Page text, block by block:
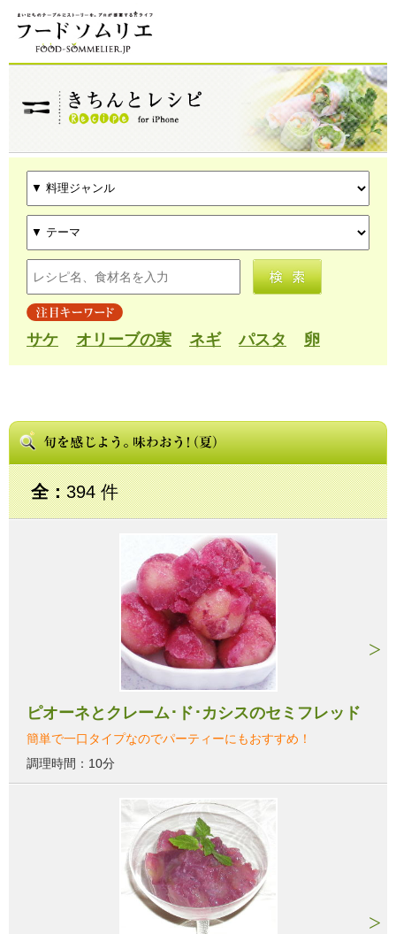
サケ オリーブの実 ネギ パスタ 卵
全：394 件
ピオーネとクレーム･ド･カシスのセミフレッド
簡単で一口タイプなのでパーティーにもおすすめ！
調理時間：10分